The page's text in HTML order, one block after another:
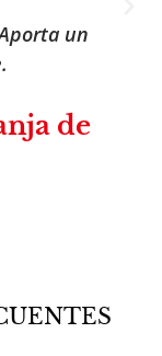
un
de